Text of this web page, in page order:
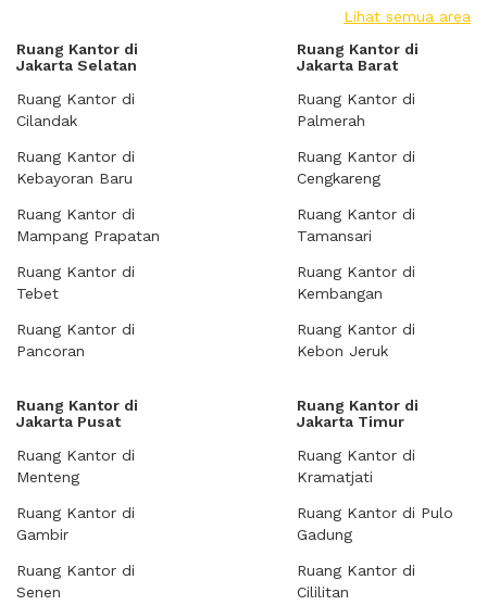
Lihat semua area
Ruang Kantor di
Jakarta Selatan
Ruang Kantor di
Cilandak
Ruang Kantor di
Kebayoran Baru
Ruang Kantor di
Mampang Prapatan
Ruang Kantor di
Tebet
Ruang Kantor di
Pancoran
Ruang Kantor di
Jakarta Barat
Ruang Kantor di
Palmerah
Ruang Kantor di
Cengkareng
Ruang Kantor di
Tamansari
Ruang Kantor di
Kembangan
Ruang Kantor di
Kebon Jeruk
Ruang Kantor di
Jakarta Pusat
Ruang Kantor di
Menteng
Ruang Kantor di
Gambir
Ruang Kantor di
Senen
Ruang Kantor di
Jakarta Timur
Ruang Kantor di
Kramatjati
Ruang Kantor di Pulo
Gadung
Ruang Kantor di
Cililitan